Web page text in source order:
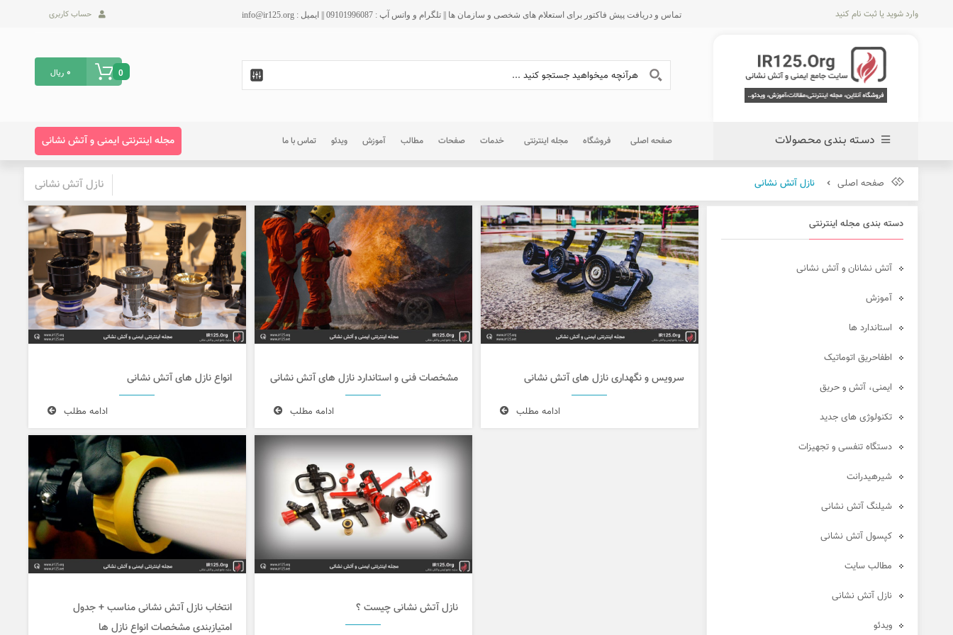
وارد شوید یا ثبت نام کنید تماس و دریافت پیش فاکتور برای استعلام های شخصی و سازمان ها || تلگرام و واتس آپ : 09101996087 || ایمیل : info@ir125.org حساب کاربری
0 ریال 0
دسـته بـندی محـصولات صفحه اصلی فروشگاه مجله اینترنتی خدمات صفحات مطالب آموزش ویدئو تماس با ما مجله اینترنتی ایمنی و آتش نشانی
نازل آتش نشانی صفحه اصلی نازل آتش نشانی
دسته بندی مجله اینترنتی
آتش نشانان و آتش نشانی
آموزش
استاندارد ها
اطفاحریق اتوماتیک
ایمنی، آتش و حریق
تکنولوژی های جدید
دستگاه تنفسی و تجهیزات
شیرهیدرانت
شیلنگ آتش نشانی
کپسول آتش نشانی
مطالب سایت
نازل آتش نشانی
ویدئو
انواع نازل های آتش نشانی
ادامه مطلب
مشخصات فنی و استاندارد نازل های آتش نشانی
ادامه مطلب
سرویس و نگهداری نازل های آتش نشانی
ادامه مطلب
انتخاب نازل آتش نشانی مناسب + جدول
امتیازبندی مشخصات انواع نازل ها
نازل آتش نشانی چیست ؟